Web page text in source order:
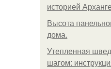
историей
Высота
дома.
Утепленная
шагом: